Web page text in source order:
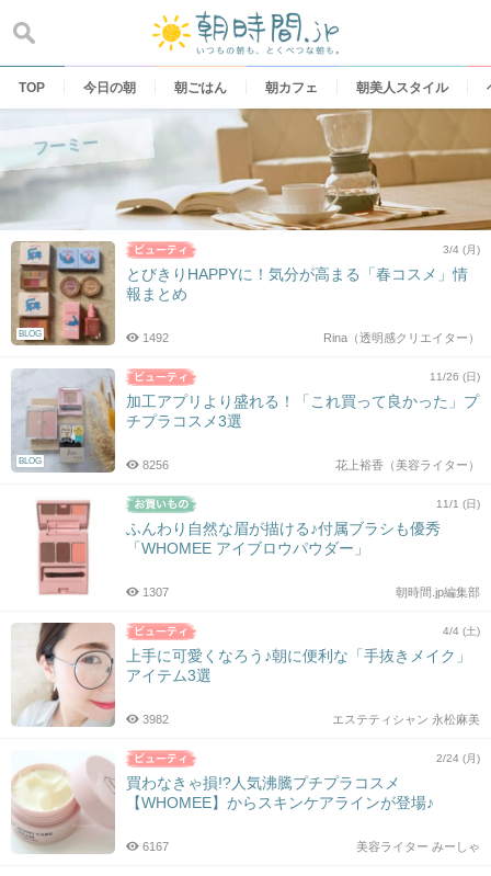
content
TOP 今日の朝 朝ごはん 朝カフェ 朝美人スタイル
フーミー
BLOG
3/4 (月)
とびきりHAPPYに！気分が高まる「春コスメ」情
報まとめ
Rina（透明感クリエイター）
1492
BLOG
11/26 (日)
加工アプリより盛れる！「これ買って良かった」プ
チプラコスメ3選
花上裕香（美容ライター）
8256
11/1 (日)
ふんわり自然な眉が描ける♪付属ブラシも優秀
「WHOMEE アイブロウパウダー」
朝時間.jp編集部
1307
4/4 (土)
上手に可愛くなろう♪朝に便利な「手抜きメイク」
アイテム3選
エステティシャン 永松麻美
3982
2/24 (月)
買わなきゃ損!?人気沸騰プチプラコスメ
【WHOMEE】からスキンケアラインが登場♪
美容ライター みーしゃ
6167